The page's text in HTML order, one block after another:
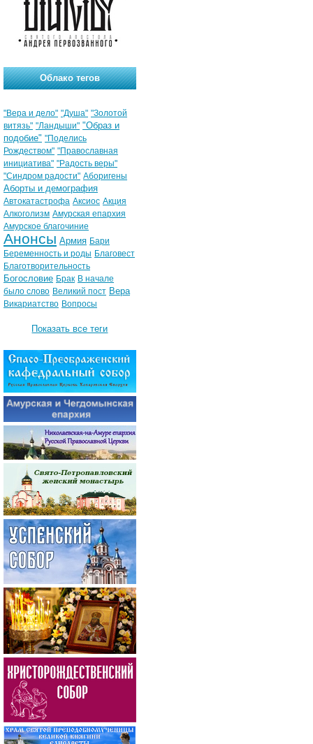
Облако тегов
"Вера и дело" "Душа" "Золотой
витязь" "Ландыши" "Образ и
подобие" "Поделись
Рождеством" "Православная
инициатива" "Радость веры"
"Синдром радости" Аборигены
Аборты и демография
Автокатастрофа Аксиос Акция
Алкоголизм Амурская епархия
Амурское благочиние
Анонсы Армия Бари
Беременность и роды Благовест
Благотворительность
Богословие Брак В начале
было слово Великий пост Вера
Викариатство Вопросы
Показать все теги